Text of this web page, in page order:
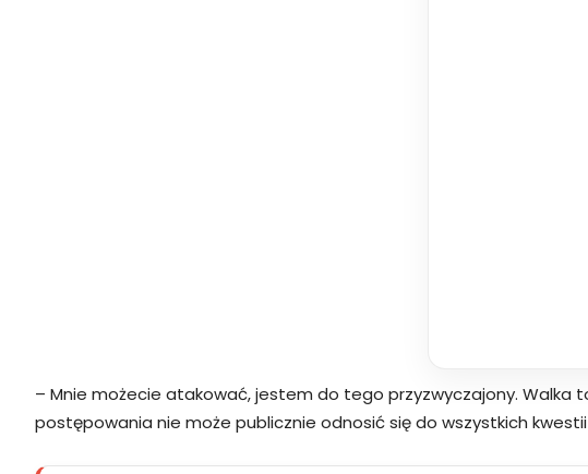
– Mnie możecie atakować, jestem do tego przyzwyczajony. Walka
postępowania nie może publicznie odnosić się do wszystkich